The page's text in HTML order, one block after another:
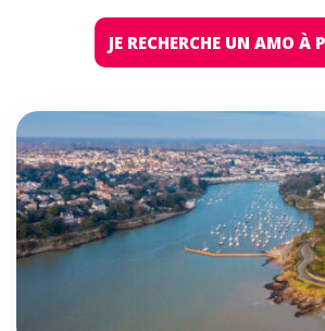
JE RECHERCHE UN AMO À